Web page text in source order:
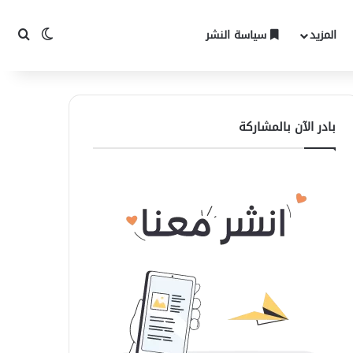
المزيد سياسة النشر الوضع
بادر الآن بالمشاركة